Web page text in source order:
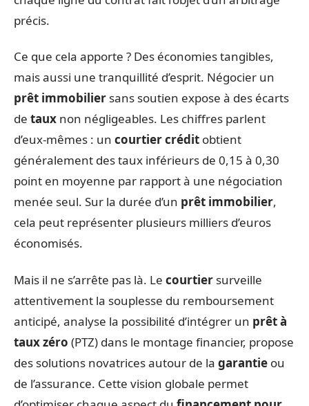
précis.
Ce que cela apporte ? Des économies tangibles,
mais aussi une tranquillité d’esprit. Négocier un
prêt immobilier sans soutien expose à des écarts
de taux non négligeables. Les chiffres parlent
d’eux-mêmes : un courtier crédit obtient
généralement des taux inférieurs de 0,15 à 0,30
point en moyenne par rapport à une négociation
menée seul. Sur la durée d’un prêt immobilier,
cela peut représenter plusieurs milliers d’euros
économisés.
Mais il ne s’arrête pas là. Le courtier surveille
attentivement la souplesse du remboursement
anticipé, analyse la possibilité d’intégrer un prêt à
taux zéro (PTZ) dans le montage financier, propose
des solutions novatrices autour de la garantie ou
de l’assurance. Cette vision globale permet